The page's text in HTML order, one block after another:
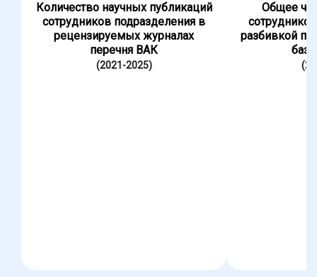
Количество научных публикаций
сотрудников подразделения в
рецензируемых журналах
перечня ВАК
(2021-2025)
Общее
разбивкой